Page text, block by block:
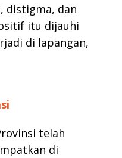
distigma, dan
itu dijauhi
di lapangan,
telah
di